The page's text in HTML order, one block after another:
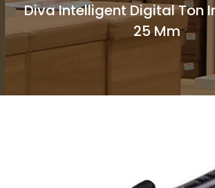
Diva Intelligent Digital Ton
25 Mm